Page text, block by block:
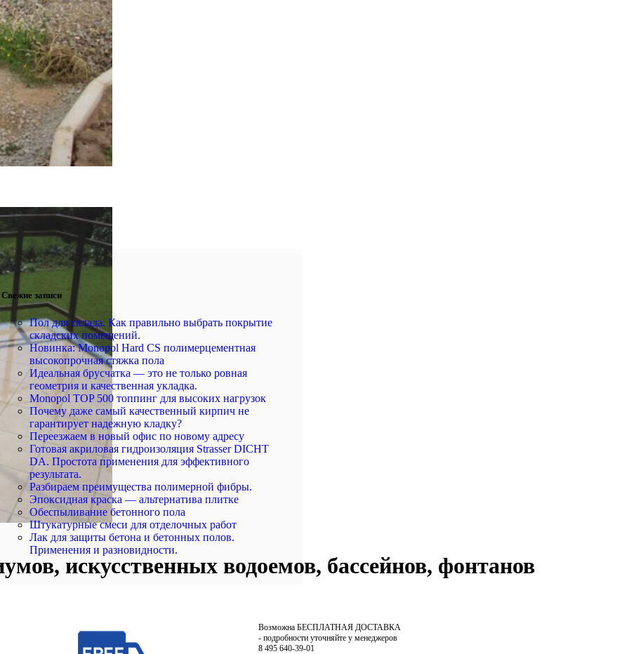
Свежие записи
Пол для склада. Как правильно выбрать покрытие
складских помещений.
Новинка: Monopol Hard CS полимерцементная
высокопрочная стяжка пола
Идеальная брусчатка — это не только ровная
геометрия и качественная укладка.
Monopol TOP 500 топпинг для высоких нагрузок
Почему даже самый качественный кирпич не
гарантирует надежную кладку?
Переезжаем в новый офис по новому адресу
Готовая акриловая гидроизоляция Strasser DICHT
DA. Простота применения для эффективного
результата.
Разбираем преимущества полимерной фибры.
Эпоксидная краска — альтернатива плитке
Обеспыливание бетонного пола
Штукатурные смеси для отделочных работ
Лак для защиты бетона и бетонных полов.
Применения и разновидности.
искусственных водоемов, бассейнов, фонтанов
Возможна БЕСПЛАТНАЯ ДОСТАВКА
- подробности уточняйте у менеджеров
8 495 640-39-01